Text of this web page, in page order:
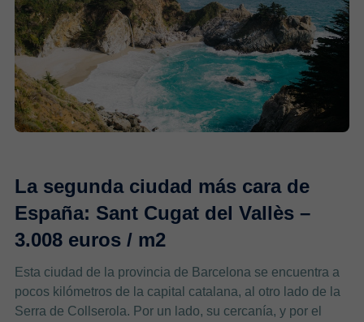
La segunda ciudad más cara de
España: Sant Cugat del Vallès –
3.008 euros / m2
Esta ciudad de la provincia de Barcelona se encuentra a
pocos kilómetros de la capital catalana, al otro lado de la
Serra de Collserola. Por un lado, su cercanía, y por el